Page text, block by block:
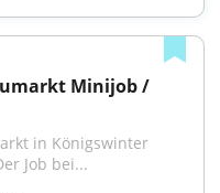
Minijob /
in Königswinter
Job bei...